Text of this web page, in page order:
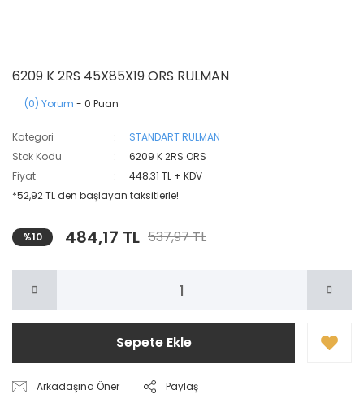
6209 K 2RS 45X85X19 ORS RULMAN
(0) Yorum - 0 Puan
Kategori
STANDART RULMAN
Stok Kodu
6209 K 2RS ORS
Fiyat
448,31 TL + KDV
*52,92 TL den başlayan taksitlerle!
%10 484,17 TL 537,97 TL
Sepete Ekle
Arkadaşına Öner Paylaş